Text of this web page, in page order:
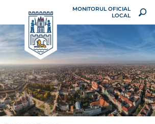
MONITORUL OFICIAL
LOCAL